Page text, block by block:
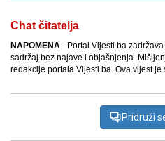
Chat čitatelja
NAPOMENA - Portal Vijesti.ba
sadržaj bez najave i objašnjenja.
redakcije portala Vijesti.ba. Ova vijest
Pridruži